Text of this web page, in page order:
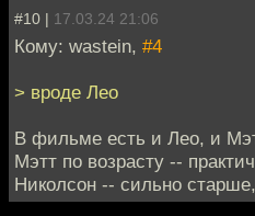
#10 | 17.03.24 21:06
Кому: wastein, #4
> вроде Лео
В фильме есть и Лео, и
Мэтт по возрасту --
Николсон -- сильно